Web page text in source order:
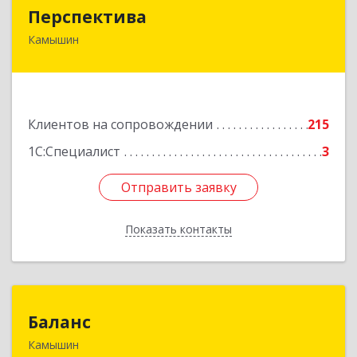
Перспектива
Камышин
Клиентов на сопровождении
215
1С:Специалист
3
Отправить заявку
Показать контакты
Отправить заявку
Назад
Баланс
Камышин
403876, Волгоградская обл, г.о. город Камышин,